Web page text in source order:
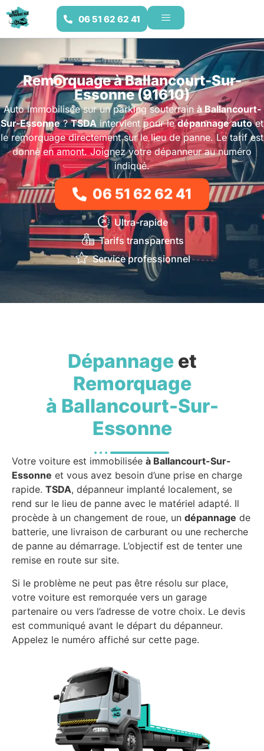
06 51 62 62 41
Remorquage à Ballancourt-Sur-
Essonne (91610)
Auto immobilisée sur un parking souterrain à Ballancourt-
Sur-Essonne?TSDA intervient pour ledépannage autoet
le remorquage directement sur le lieu de panne. Le tarif est
donné en amont. Joignez votre dépanneur au numéro
indiqué.
06 51 62 62 41
Ultra-rapide
Tarifs transparents
Service professionnel
Dépannageet
Remorquage
à Ballancourt-Sur-
Essonne
Votre voiture est immobilisée à Ballancourt-Sur-
Essonne et vous avez besoin d’une prise en charge
rapide. TSDA, dépanneur implanté localement, se
rend sur le lieu de panne avec le matériel adapté. Il
procède à un changement de roue, un dépannage de
batterie, une livraison de carburant ou une recherche
de panne au démarrage. L’objectif est de tenter une
remise en route sur site.
Si le problème ne peut pas être résolu sur place,
votre voiture est remorquée vers un garage
partenaire ou vers l’adresse de votre choix. Le devis
est communiqué avant le départ du dépanneur.
Appelez le numéro affiché sur cette page.